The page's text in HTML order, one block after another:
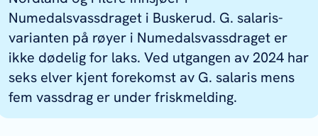
Numedalsvassdraget i Buskerud. G. salaris-
varianten på røyer i Numedalsvassdraget er
ikke dødelig for laks. Ved utgangen av 2024 har
seks elver kjent forekomst av G. salaris mens
fem vassdrag er under friskmelding.